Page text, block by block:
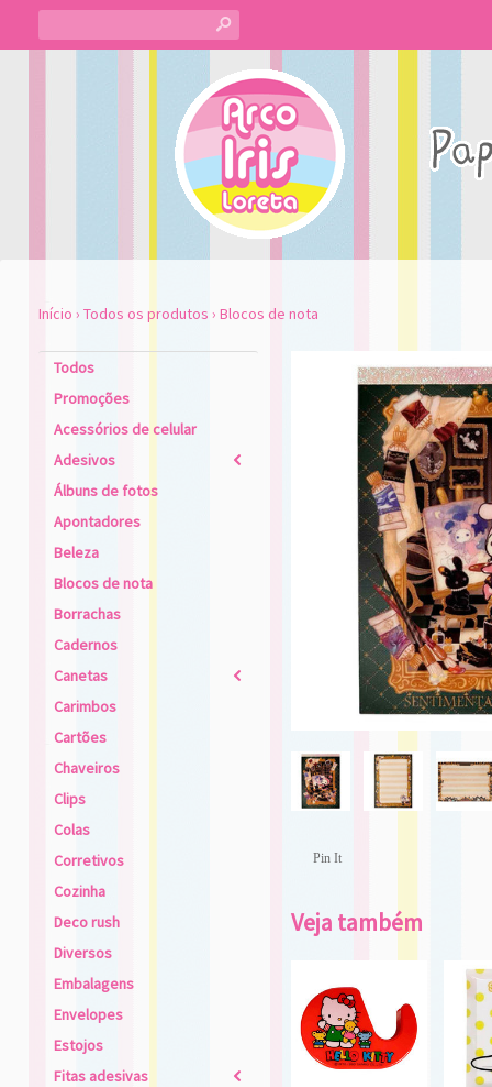
s
Início › Todos os produtos › Blocos de nota
Todos
Promoções
Acessórios de celular
Adesivos
2
Álbuns de fotos
Apontadores
Beleza
Blocos de nota
Borrachas
Cadernos
Canetas
2
Carimbos
Cartões
Chaveiros
Clips
Colas
Corretivos
Cozinha
Deco rush
Diversos
Embalagens
Envelopes
Estojos
Fitas adesivas
2
Pin It
Veja também